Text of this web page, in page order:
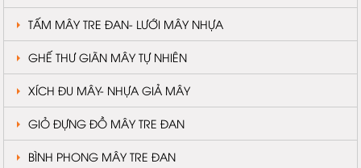
TẤM MÂY TRE ĐAN- LƯỚI MÂY NHỰA
GHẾ THƯ GIÃN MÂY TỰ NHIÊN
XÍCH ĐU MÂY- NHỰA GIẢ MÂY
GIỎ ĐỰNG ĐỒ MÂY TRE ĐAN
BÌNH PHONG MÂY TRE ĐAN